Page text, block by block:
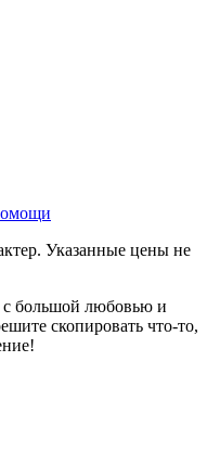
Указанные цены не
с большой любовью и
скопировать что-то,